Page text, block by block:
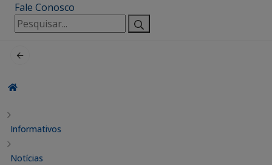
Fale Conosco
Pesquisar
por:
Informativos
Notícias